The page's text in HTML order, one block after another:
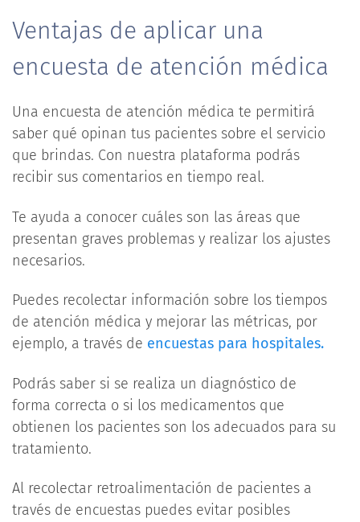
Ventajas de aplicar una
encuesta de atención médica
Una encuesta de atención médica te permitirá
saber qué opinan tus pacientes sobre el servicio
que brindas. Con nuestra plataforma podrás
recibir sus comentarios en tiempo real.
Te ayuda a conocer cuáles son las áreas que
presentan graves problemas y realizar los ajustes
necesarios.
Puedes recolectar información sobre los tiempos
de atención médica y mejorar las métricas, por
ejemplo, a través de encuestas para hospitales.
Podrás saber si se realiza un diagnóstico de
forma correcta o si los medicamentos que
obtienen los pacientes son los adecuados para su
tratamiento.
Al recolectar retroalimentación de pacientes a
través de encuestas puedes evitar posibles